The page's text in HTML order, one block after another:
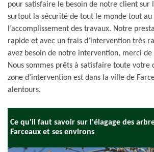
pour satisfaire le besoin de notre client sur
surtout la sécurité de tout le monde tout au
l’accomplissement des travaux. Notre
rapide et avec un frais d’intervention très
avez besoin de notre intervention, merci de
Nous sommes prêts à satisfaire toute votre
zone d’intervention est dans la ville de
alentours.
Ce qu'il faut savoir sur l'élagage des
Farceaux et ses environs